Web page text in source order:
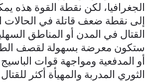
الجغرافيا، لكن نقطة القوة هذه
إلى نقطة ضعف قاتلة في الحالات
القتال في المدن أو المناطق
ستكون معرضة بسهولة لقصف
أو المدفعية ومواجهة قوات
الثوري المدربة والمهيأة أكثر